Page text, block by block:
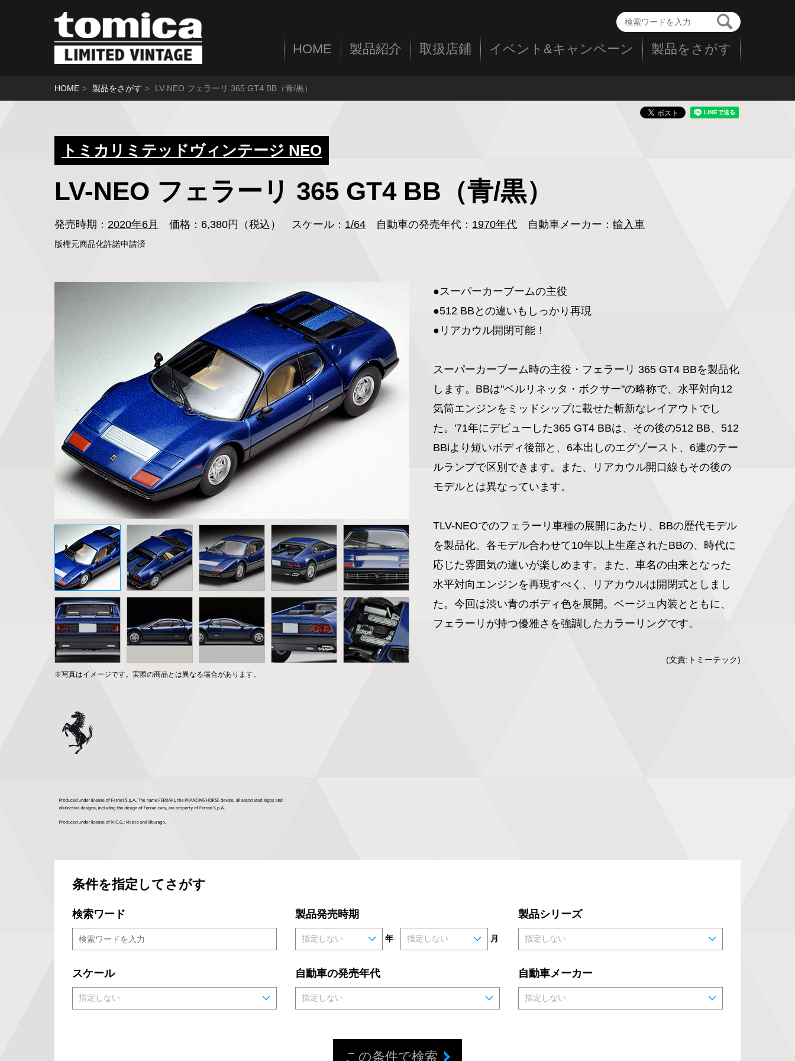
HOME 製品紹介 取扱店鋪 イベント&キャンペーン 製品をさがす
HOME 製品をさがす LV-NEO フェラーリ 365 GT4 BB（青/黒）
トミカリミテッドヴィンテージ NEO
LV-NEO フェラーリ 365 GT4 BB（青/黒）
発売時期： 2020年6月 価格：6,380円（税込） スケール： 1/64 自動車の発売年代： 1970年代 自動車メーカー： 輸入車
版権元商品化許諾申請済
※写真はイメージです。実際の商品とは異なる場合があります。
●スーパーカーブームの主役
●512 BBとの違いもしっかり再現
●リアカウル開閉可能！
スーパーカーブーム時の主役・フェラーリ 365 GT4 BBを製品化
します。BBは"ベルリネッタ・ボクサー"の略称で、水平対向12
気筒エンジンをミッドシップに載せた斬新なレイアウトでし
た。'71年にデビューした365 GT4 BBは、その後の512 BB、512
BBiより短いボディ後部と、6本出しのエグゾースト、6連のテー
ルランプで区別できます。また、リアカウル開口線もその後の
モデルとは異なっています。
TLV-NEOでのフェラーリ車種の展開にあたり、BBの歴代モデル
を製品化。各モデル合わせて10年以上生産されたBBの、時代に
応じた雰囲気の違いが楽しめます。また、車名の由来となった
水平対向エンジンを再現すべく、リアカウルは開閉式としまし
た。今回は渋い青のボディ色を展開。ベージュ内装とともに、
フェラーリが持つ優雅さを強調したカラーリングです。
(文責:トミーテック)
条件を指定してさがす
検索ワード 製品発売時期
年 月
製品シリーズ
スケール 自動車の発売年代 自動車メーカー
この条件で検索